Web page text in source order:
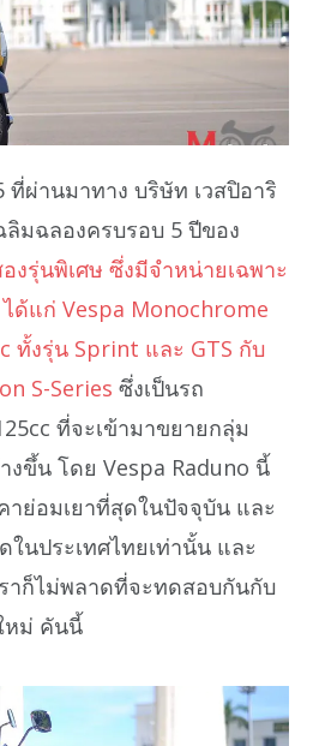
ที่ผ่านมาทาง บริษัท เวสปิอาริ
ลิมฉลองครบรอบ 5 ปีของ
องรุ่นพิเศษ ซึ่งมีจำหน่ายเฉพาะ
ด้แก่ Vespa Monochrome
ทั้งรุ่น Sprint และ GTS กับ
S-Series ซึ่งเป็นรถ
ที่จะเข้ามาขยายกลุ่ม
งขึ้น โดย Vespa Raduno นี้
าย่อมเยาที่สุดในปัจจุบัน และ
ในประเทศไทยเท่านั้น และ
าก็ไม่พลาดที่จะทดสอบกันกับ
หม่ คันนี้